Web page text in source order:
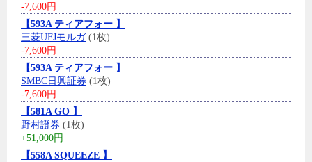
-7,600円
【593A ティアフォー 】
三菱UFJモルガ(1枚)
-7,600円
【593A ティアフォー 】
SMBC日興証券 (1枚)
-7,600円
【581A GO 】
野村證券 (1枚)
+51,000円
【558A SQUEEZE 】